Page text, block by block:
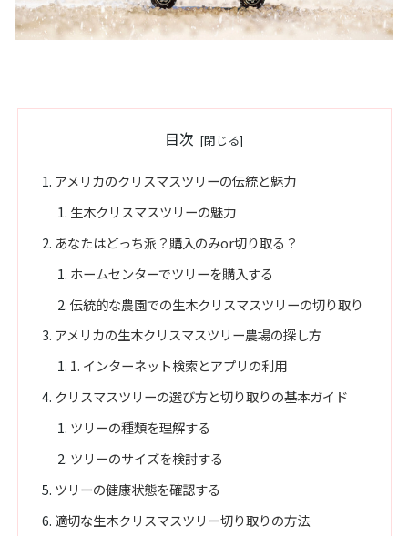
目次
アメリカのクリスマスツリーの伝統と魅力
生木クリスマスツリーの魅力
あなたはどっち派？購入のみor切り取る？
ホームセンターでツリーを購入する
伝統的な農園での生木クリスマスツリーの切り取り
アメリカの生木クリスマスツリー農場の探し方
1. インターネット検索とアプリの利用
クリスマスツリーの選び方と切り取りの基本ガイド
ツリーの種類を理解する
ツリーのサイズを検討する
ツリーの健康状態を確認する
適切な生木クリスマスツリー切り取りの方法